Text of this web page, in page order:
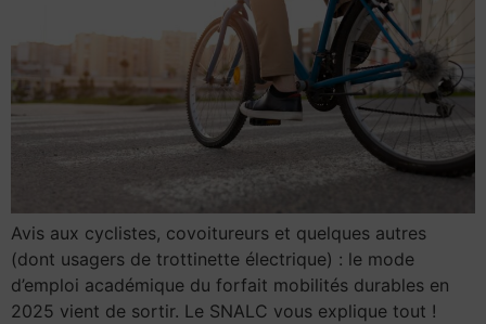
Avis aux cyclistes, covoitureurs et quelques autres
(dont usagers de trottinette électrique) : le mode
d’emploi académique du forfait mobilités durables en
2025 vient de sortir. Le SNALC vous explique tout !